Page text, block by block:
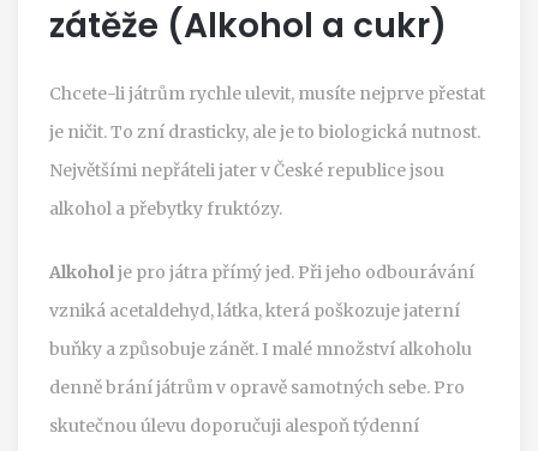
zátěže (Alkohol a cukr)
Chcete-li játrům rychle ulevit, musíte nejprve přestat
je ničit. To zní drasticky, ale je to biologická nutnost.
Největšími nepřáteli jater v České republice jsou
alkohol a přebytky fruktózy.
Alkoholje pro játra přímý jed. Při jeho odbourávání
vzniká acetaldehyd, látka, která poškozuje jaterní
buňky a způsobuje zánět. I malé množství alkoholu
denně brání játrům v opravě samotných sebe. Pro
skutečnou úlevu doporučuji alespoň týdenní